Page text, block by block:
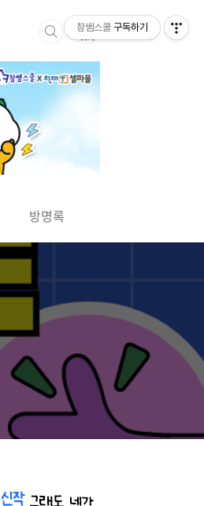
방명록
참쌤스쿨 구독하기